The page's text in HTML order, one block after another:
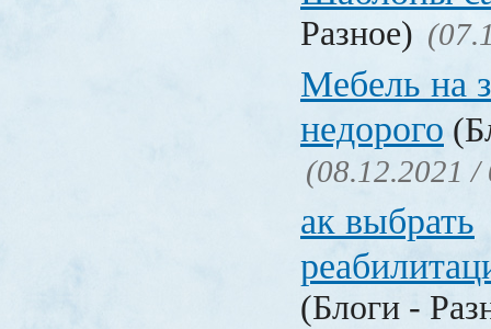
Разное)
Мебель на
недорого
(08.12.2021 /
ак выбрать
(Блоги -